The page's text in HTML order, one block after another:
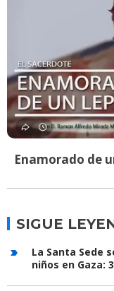
Enamorado de
SIGUE
La Santa Sede
niños en Gaza: